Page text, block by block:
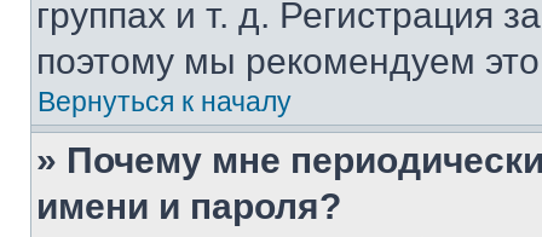
группах и т. д. Регистрация
поэтому мы рекомендуем
Вернуться к началу
» Почему мне
имени и пароля?